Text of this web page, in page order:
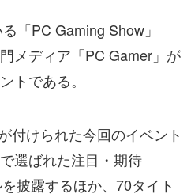
「PC Gaming Show」
メディア「PC Gamer」が
トである。
付けられた今回のイベント
選ばれた注目・期待
披露するほか、70タイト